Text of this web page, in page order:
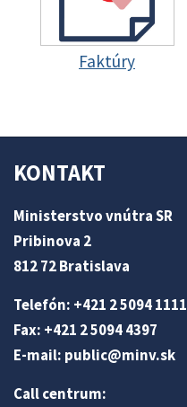
Faktúry
KONTAKT
Ministerstvo vnútra SR
Pribinova 2
812 72 Bratislava
Telefón: +421 2 5094 1111
Fax: +421 2 5094 4397
E-mail: public@minv.sk
Call centrum: